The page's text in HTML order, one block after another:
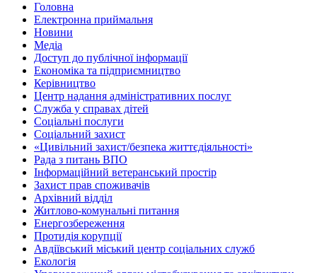
Головна
Електронна приймальня
Новини
Медіа
Доступ до публічної інформації
Економіка та підприємництво
Керівництво
Центр надання адміністративних послуг
Служба у справах дітей
Соціальні послуги
Соціальний захист
«Цивільний захист/безпека життєдіяльності»
Рада з питань ВПО
Інформаційний ветеранський простір
Захист прав споживачів
Архівний відділ
Житлово-комунальні питання
Енергозбереження
Протидія корупції
Авдіївський міський центр соціальних служб
Екологія